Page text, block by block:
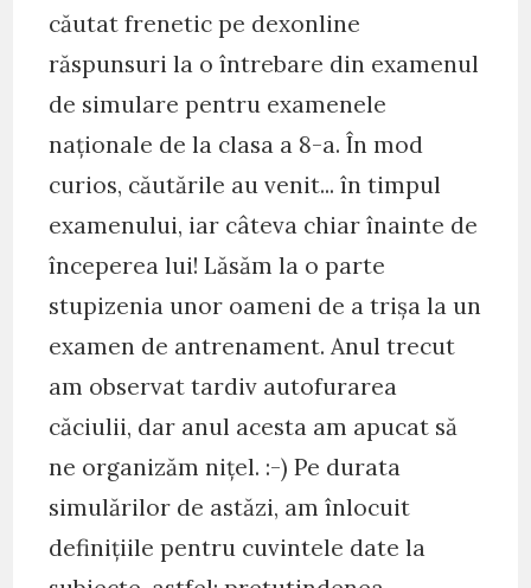
căutat frenetic pe dexonline
răspunsuri la o întrebare din examenul
de simulare pentru examenele
naționale de la clasa a 8-a. În mod
curios, căutările au venit... în timpul
examenului, iar câteva chiar înainte de
începerea lui! Lăsăm la o parte
stupizenia unor oameni de a trișa la un
examen de antrenament. Anul trecut
am observat tardiv autofurarea
căciulii, dar anul acesta am apucat să
ne organizăm nițel. :-) Pe durata
simulărilor de astăzi, am înlocuit
definițiile pentru cuvintele date la